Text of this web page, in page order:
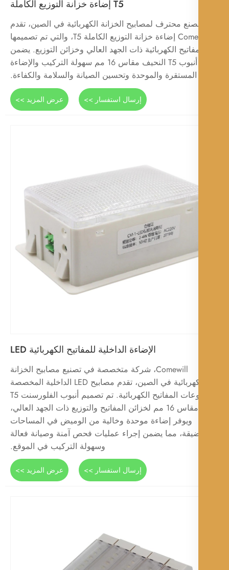
محترف لمصابيح الخزانة الكهربائية في الصين، تقدم
Comewill إضاءة خزانة التوزيع الكاملة T5، والتي تم تصميمها
الكهربائية ذات الجهد العالي وخزائن التوزيع. يضمن
أنبوب T5 النحيف مقاس 16 مم سهولة التركيب والإضاءة
المستقرة والموحدة وتحسين الصيانة والسلامة والكفاءة.
عرض المزيد >> إرسال استفسار >>
الإضاءة الداخلية للمفاتيح الكهربائية LED
Comewill، شركة متخصصة في تصنيع مصابيح الخزانة
الكهربائية في الصين، تقدم مصابيح LED الداخلية المخصصة
لمجموعات المفاتيح الكهربائية. تم تصميم أنبوب الفلورسنت T5
مقاس 16 مم لخزائن المفاتيح والتوزيع ذات الجهد العالي،
ويوفر إضاءة موحدة وخالية من الوميض في المساحات
مما يضمن إجراء عمليات فحص آمنة وصيانة فعالة
وسهولة التركيب في الموقع.
عرض المزيد >> إرسال استفسار >>